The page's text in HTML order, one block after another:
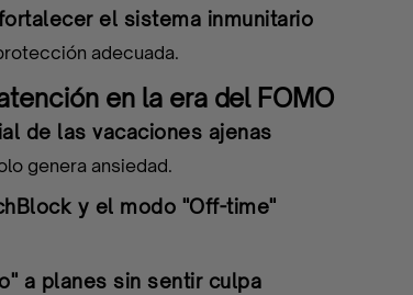
el sistema inmunitario
adecuada.
en la era del FOMO
de las vacaciones ajenas
genera ansiedad.
y el modo "Off-time"
a planes sin sentir culpa